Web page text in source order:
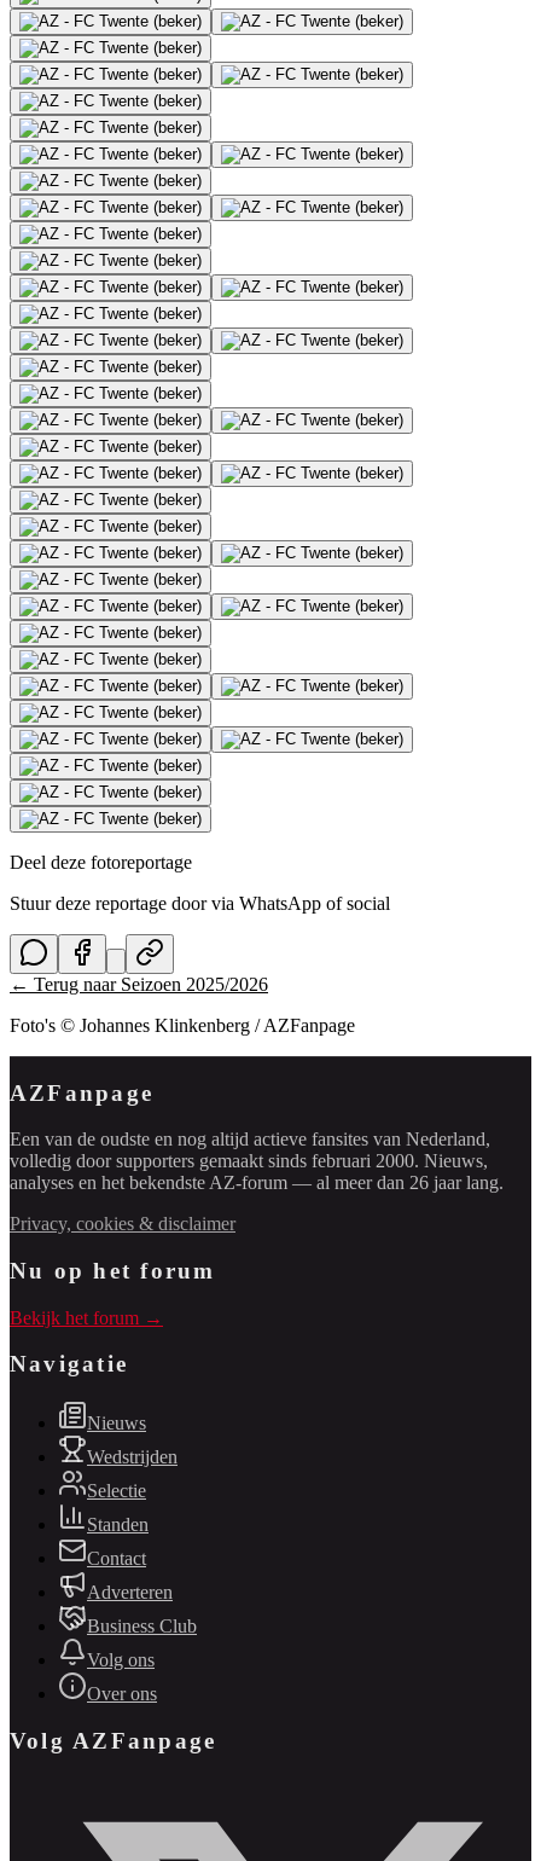
Deel deze fotoreportage
Stuur deze reportage door via WhatsApp of social
← Terug naar Seizoen 2025/2026
Foto's © Johannes Klinkenberg / AZFanpage
AZFanpage
Een van de oudste en nog altijd actieve fansites van Nederland,
volledig door supporters gemaakt sinds februari 2000. Nieuws,
analyses en het bekendste AZ-forum — al meer dan 26 jaar lang.
Privacy, cookies & disclaimer
Nu op het forum
Bekijk het forum →
Navigatie
Nieuws
Wedstrijden
Selectie
Standen
Contact
Adverteren
Business Club
Volg ons
Over ons
Volg AZFanpage